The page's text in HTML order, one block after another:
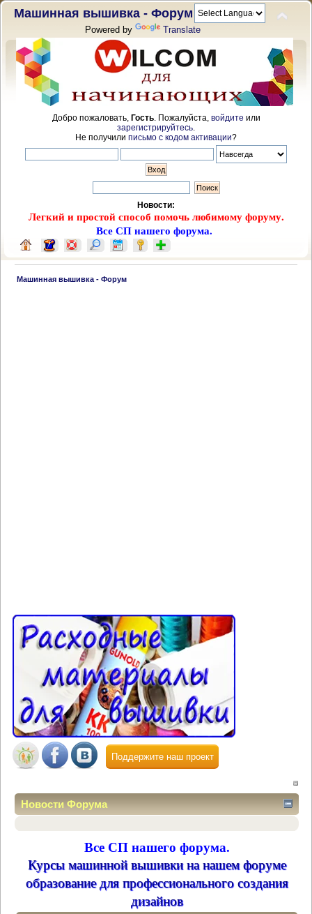
Машинная вышивка - Форум
Powered by Translate
Добро пожаловать, Гость. Пожалуйста, войдите или
зарегистрируйтесь
Не получили письмо с кодом активации?
Новости:
Легкий и простой способ помочь любимому форуму.
Все СП нашего форума.
Машинная вышивка - Форум
Поддержите наш проект
Новости Форума
Все СП нашего форума.
Курсы машинной вышивки на нашем форуме
образование для профессионального создания
дизайнов